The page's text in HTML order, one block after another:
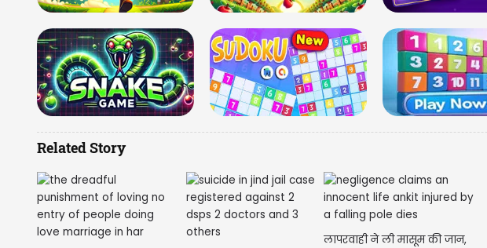
Related Story
लापरवाही ने ली मासूम की जान,